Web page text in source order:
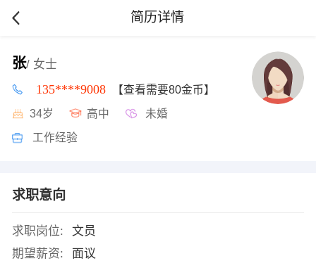
简历详情
张/ 女士
135****9008 【查看需要80金币】
34岁 高中 未婚
工作经验
求职意向
求职岗位:
文员
期望薪资:
面议